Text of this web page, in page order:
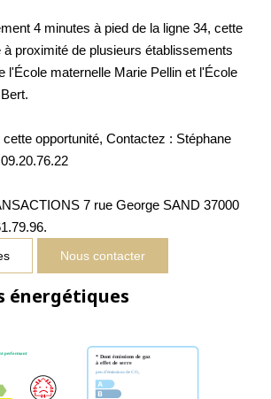
4 minutes à pied de la ligne 34, cette
proximité de plusieurs établissements
l'École maternelle Marie Pellin et l'École
opportunité, Contactez : Stéphane
7 rue George SAND 37000
Nous contacter
énergétiques